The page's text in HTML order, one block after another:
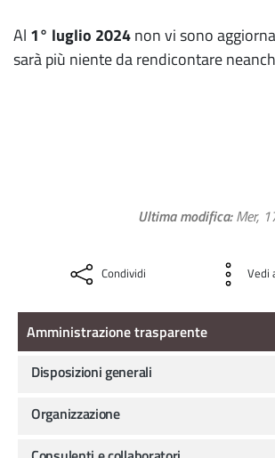
Al 1° luglio 2024non vi sono
sarà più niente da rendicontare
Ultima modifica Mer,
Condividi Vedi
Amministrazione Trasparente
Amministrazione trasparente
Disposizioni generali
Organizzazione